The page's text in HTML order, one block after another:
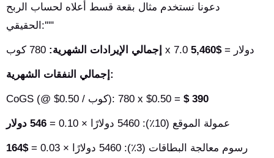
دعونا نستخدم مثال بقعة قسط أعلاه لحساب الربح
الحقيقي:'""
إجمالي الإيرادات الشهرية: 780 كوب x 7.0 دولار =$5,460
إجمالي النفقات الشهرية:
CoGS (@ $0.50 / كوب): 780 x $0.50 = $ 390
عمولة الموقع (10٪): 5460 دولارًا × 0.10 = 546 دولار
رسوم معالجة البطاقات (3٪): 5460 دولارًا × 0.03 = $164